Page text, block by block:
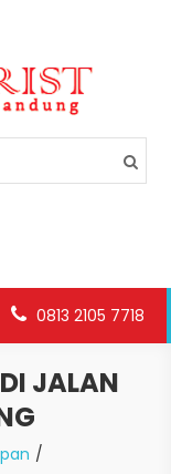
0813 2105 7718
JALAN